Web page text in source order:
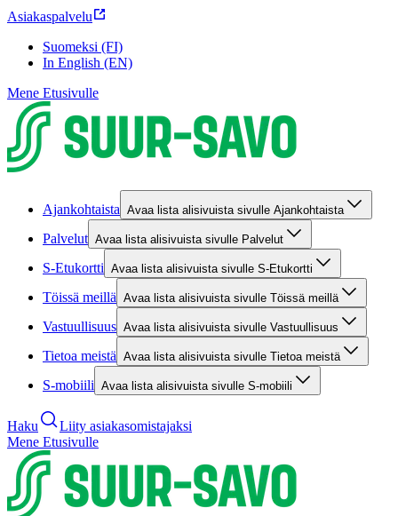
Asiakaspalvelu
Suomeksi (FI)
In English (EN)
Mene Etusivulle
Ajankohtaista Avaa lista alisivuista sivulle Ajankohtaista
Palvelut Avaa lista alisivuista sivulle Palvelut
S-Etukortti Avaa lista alisivuista sivulle S-Etukortti
Töissä meillä Avaa lista alisivuista sivulle Töissä meillä
Vastuullisuus Avaa lista alisivuista sivulle Vastuullisuus
Tietoa meistä Avaa lista alisivuista sivulle Tietoa meistä
S-mobiili Avaa lista alisivuista sivulle S-mobiili
Haku
Liity asiakasomistajaksi
Mene Etusivulle